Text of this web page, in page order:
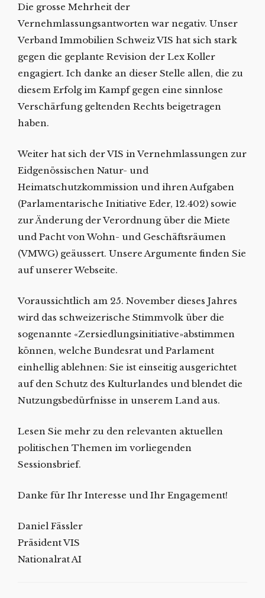
Die grosse Mehrheit der
Vernehmlassungsantworten war negativ. Unser
Verband Immobilien Schweiz VIS hat sich stark
gegen die geplante Revision der Lex Koller
engagiert. Ich danke an dieser Stelle allen, die zu
diesem Erfolg im Kampf gegen eine sinnlose
Verschärfung geltenden Rechts beigetragen
haben.
Weiter hat sich der VIS in Vernehmlassungen zur
Eidgenössischen Natur- und
Heimatschutzkommission und ihren Aufgaben
(Parlamentarische Initiative Eder, 12.402) sowie
zur Änderung der Verordnung über die Miete
und Pacht von Wohn- und Geschäftsräumen
(VMWG) geäussert. Unsere Argumente finden Sie
auf unserer Webseite.
Voraussichtlich am 25. November dieses Jahres
wird das schweizerische Stimmvolk über die
sogenannte «Zersiedlungsinitiative»abstimmen
können, welche Bundesrat und Parlament
einhellig ablehnen: Sie ist einseitig ausgerichtet
auf den Schutz des Kulturlandes und blendet die
Nutzungsbedürfnisse in unserem Land aus.
Lesen Sie mehr zu den relevanten aktuellen
politischen Themen im vorliegenden
Sessionsbrief.
Danke für Ihr Interesse und Ihr Engagement!
Daniel Fässler
Präsident VIS
Nationalrat AI